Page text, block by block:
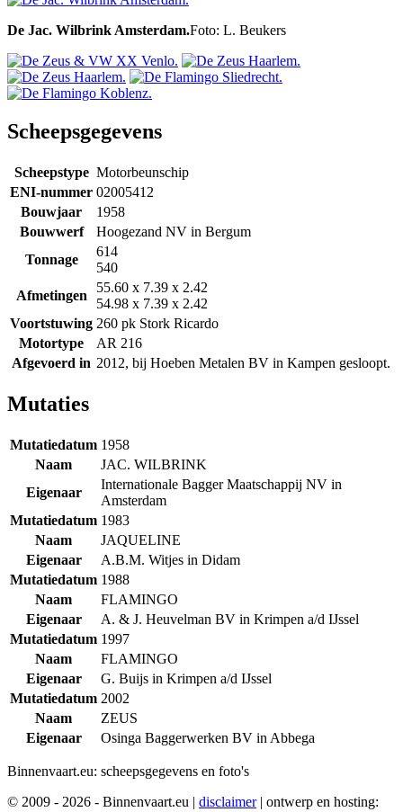
De Jac. Wilbrink Amsterdam.Foto: L. Beukers
Scheepsgegevens
Scheepstype Motorbeunschip
ENI-nummer 02005412
Bouwjaar
1958
Bouwwerf
Hoogezand NV in Bergum
Tonnage
614
540
Afmetingen
55.60 x 7.39 x 2.42
54.98 x 7.39 x 2.42
Voortstuwing 260 pk Stork Ricardo
Motortype
AR 216
Afgevoerd in 2012, bij Hoeben Metalen BV in Kampen gesloopt.
Mutaties
Mutatiedatum 1958
Naam
JAC. WILBRINK
Eigenaar
Internationale Bagger Maatschappij NV in
Amsterdam
Mutatiedatum 1983
Naam
JAQUELINE
Eigenaar
A.B.M. Witjes in Didam
Mutatiedatum 1988
Naam
FLAMINGO
Eigenaar
A. & J. Heuvelman BV in Krimpen a/d IJssel
Mutatiedatum 1997
Naam
FLAMINGO
Eigenaar
G. Buijs in Krimpen a/d IJssel
Mutatiedatum 2002
Naam
ZEUS
Eigenaar
Osinga Baggerwerken BV in Abbega
Binnenvaart.eu: scheepsgegevens en foto's
© 2009 - 2026 - Binnenvaart.eu | disclaimer | ontwerp en hosting: